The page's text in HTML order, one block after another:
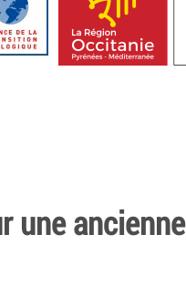
une ancienne